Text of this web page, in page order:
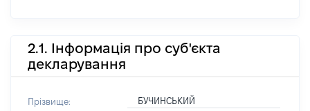
2.1. Інформація про суб'єкта
декларування
Прізвище: БУЧИНСЬКИЙ